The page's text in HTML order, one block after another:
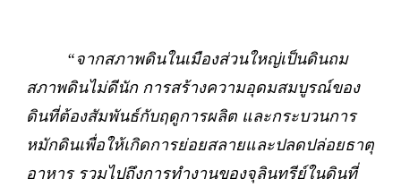
“จากสภาพดินในเมืองส่วนใหญ่เป็นดินถม
สภาพดินไม่ดีนัก การสร้างความอุดมสมบูรณ์ของ
ดินที่ต้องสัมพันธ์กับฤดูการผลิต และกระบวนการ
หมักดินเพื่อให้เกิดการย่อยสลายและปลดปล่อยธาตุ
อาหาร รวมไปถึงการทำงานของจุลินทรีย์ในดินที่